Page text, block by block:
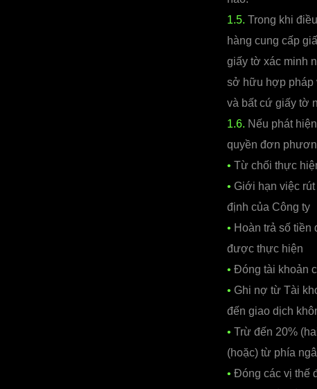
1.5. Trong khi
hàng cung cấp
giấy tờ xác minh
sở hữu hợp pháp
và bất cứ giấy tờ
1.6. Nếu phát
quyền đơn
• Từ chối thực
• Giới hạn việc
định của Công ty
• Hoàn trả số
được thực hiện
• Đóng tài khoản
• Ghi nợ từ Tài
đến giao dịch
• Trừ đến 20%
(hoặc) từ phía
• Đóng các vị thế